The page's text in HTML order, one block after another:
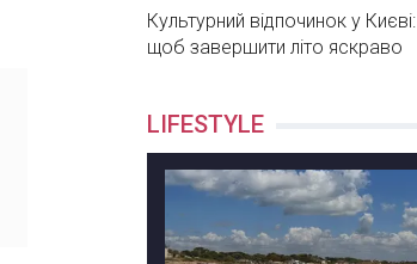
Культурний відпочинок у Києві:
щоб завершити літо яскраво
LIFESTYLE